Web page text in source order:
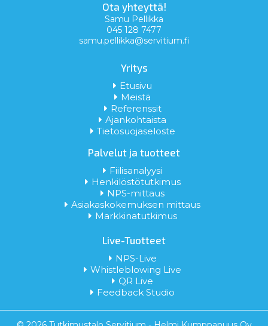
Ota yhteyttä!
Samu Pellikka
045 128 7477
samu.pellikka@servitium.fi
Yritys
Etusivu
Meistä
Referenssit
Ajankohtaista
Tietosuojaseloste
Palvelut ja tuotteet
Fiilisanalyysi
Henkilöstötutkimus
NPS-mittaus
Asiakaskokemuksen mittaus
Markkinatutkimus
Live-Tuotteet
NPS-Live
Whistleblowing Live
QR Live
Feedback Studio